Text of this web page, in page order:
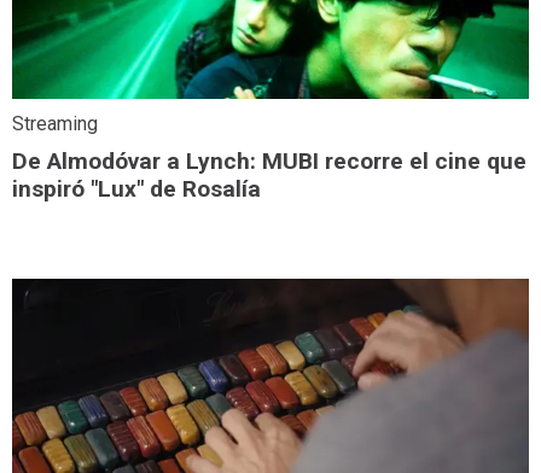
Streaming
De Almodóvar a Lynch: MUBI recorre el cine que
inspiró "Lux" de Rosalía